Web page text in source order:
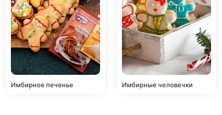
Имбирное печенье Имбирные человечки